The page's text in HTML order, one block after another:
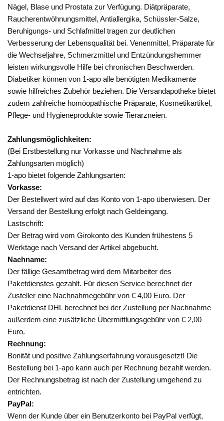
Nägel, Blase und Prostata zur Verfügung. Diätpräparate,
Raucherentwöhnungsmittel, Antiallergika, Schüssler-Salze,
Beruhigungs- und Schlafmittel tragen zur deutlichen
Verbesserung der Lebensqualität bei. Venenmittel, Präparate für
die Wechseljahre, Schmerzmittel und Entzündungshemmer
leisten wirkungsvolle Hilfe bei chronischen Beschwerden.
Diabetiker können von 1-apo alle benötigten Medikamente
sowie hilfreiches Zubehör beziehen. Die Versandapotheke bietet
zudem zahlreiche homöopathische Präparate, Kosmetikartikel,
Pflege- und Hygieneprodukte sowie Tierarzneien.
Zahlungsmöglichkeiten:
(Bei Erstbestellung nur Vorkasse und Nachnahme als
Zahlungsarten möglich)
1-apo bietet folgende Zahlungsarten:
Vorkasse:
Der Bestellwert wird auf das Konto von 1-apo überwiesen. Der
Versand der Bestellung erfolgt nach Geldeingang.
Lastschrift:
Der Betrag wird vom Girokonto des Kunden frühestens 5
Werktage nach Versand der Artikel abgebucht.
Nachname:
Der fällige Gesamtbetrag wird dem Mitarbeiter des
Paketdienstes gezahlt. Für diesen Service berechnet der
Zusteller eine Nachnahmegebühr von € 4,00 Euro. Der
Paketdienst DHL berechnet bei der Zustellung per Nachnahme
außerdem eine zusätzliche Übermittlungsgebühr von € 2,00
Euro.
Rechnung:
Bonität und positive Zahlungserfahrung vorausgesetzt! Die
Bestellung bei 1-apo kann auch per Rechnung bezahlt werden.
Der Rechnungsbetrag ist nach der Zustellung umgehend zu
entrichten.
PayPal:
Wenn der Kunde über ein Benutzerkonto bei PayPal verfügt,